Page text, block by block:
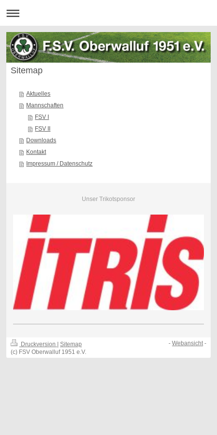
Sitemap
Aktuelles
Mannschaften
FSV I
FSV II
Downloads
Kontakt
Impressum / Datenschutz
Unser Trikotsponsor
Druckversion | Sitemap
(c) FSV Oberwalluf 1951 e.V.
-Webansicht-